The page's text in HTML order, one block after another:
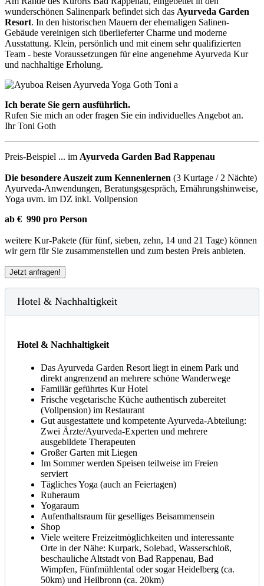
wunderschönen Salinenpark befindet sich das Ayurveda Garden
Resort. In den historischen Mauern der ehemaligen Salinen-
Gebäude vereinigen sich überlieferter Charme und moderne
Ausstattung. Klein, persönlich und mit einem sehr qualifizierten
Team - beste Voraussetzungen für eine angenehme Ayurveda Kur
und nachhaltige Erholung.
Ich berate Sie gern ausführlich.
Rufen Sie mich an oder fragen Sie ein individuelles Angebot an.
Ihr Toni Goth
Preis-Beispiel ... im Ayurveda Garden Bad Rappenau
Die besondere Auszeit zum Kennenlernen (3 Kurtage / 2 Nächte)
Ayurveda-Anwendungen, Beratungsgespräch, Ernährungshinweise,
Yoga uvm. im DZ inkl. Vollpension
ab € 990 pro Person
weitere Kur-Pakete (für fünf, sieben, zehn, 14 und 21 Tage) können
wir gern für Sie zusammenstellen und zum besten Preis anbieten.
Jetzt anfragen!
Hotel & Nachhaltigkeit
Hotel & Nachhaltigkeit
Das Ayurveda Garden Resort liegt in einem Park und
direkt angrenzend an mehrere schöne Wanderwege
Familiär geführtes Kur Hotel
Frische vegetarische Küche authentisch zubereitet
(Vollpension) im Restaurant
Gut ausgestattete und kompetente Ayurveda-Abteilung:
Zwei Ärzte/Ayurveda-Experten und mehrere
ausgebildete Therapeuten
Großer Garten mit Liegen
Im Sommer werden Speisen teilweise im Freien
serviert
Tägliches Yoga (auch an Feiertagen)
Ruheraum
Yogaraum
Aufenthaltsraum für geselliges Beisammensein
Shop
Viele weitere Freizeitmöglichkeiten und interessante
Orte in der Nähe: Kurpark, Solebad, Wasserschloß,
beschauliche Altstadt von Bad Rappenau, Bad
Wimpfen, Fünfmühlental oder sogar Heidelberg (ca.
50km) und Heilbronn (ca. 20km)